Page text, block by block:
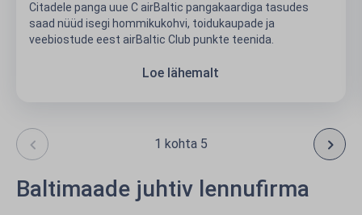
Citadele panga uue C airBaltic pangakaardiga tasudes
saad nüüd isegi hommikukohvi, toidukaupade ja
veebiostude eest airBaltic Club punkte teenida.
Loe lähemalt
1 kohta 5
Baltimaade juhtiv lennufirma